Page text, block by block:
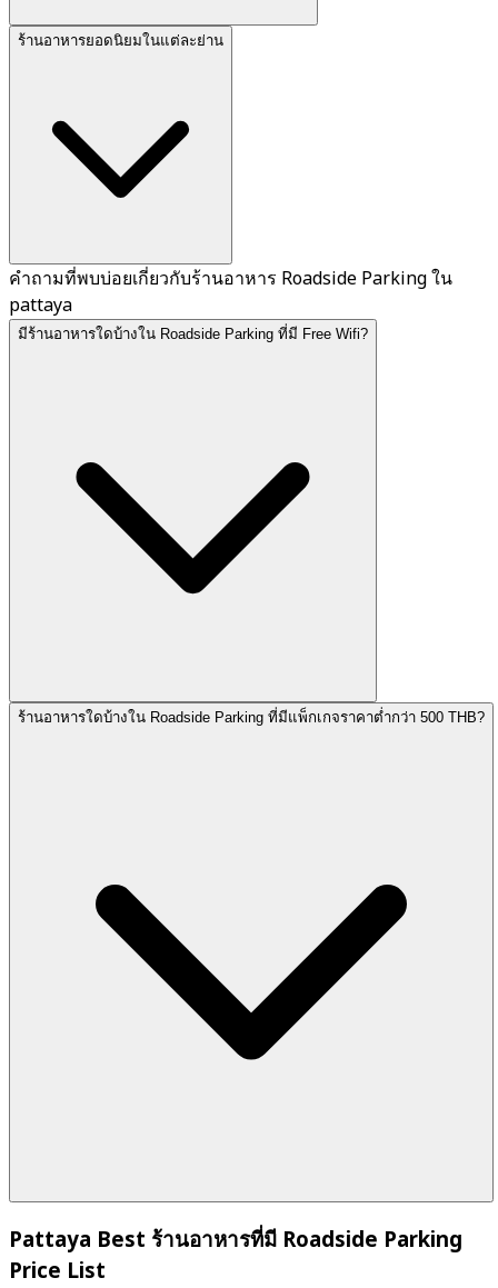
ร้านอาหารยอดนิยมในแต่ละย่าน
คำถามที่พบบ่อยเกี่ยวกับร้านอาหาร Roadside Parking ใน
pattaya
มีร้านอาหารใดบ้างใน Roadside Parking ที่มี Free Wifi?
ร้านอาหารใดบ้างใน Roadside Parking ที่มีแพ็กเกจราคาต่ำกว่า 500 THB?
Pattaya Best ร้านอาหารที่มี Roadside Parking
Price List